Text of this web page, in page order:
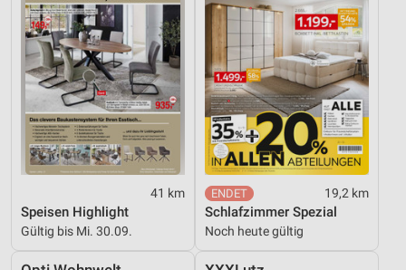
41 km
Speisen Highlight
Gültig bis Mi. 30.09.
19,2 km
Schlafzimmer Spezial
Noch heute gültig